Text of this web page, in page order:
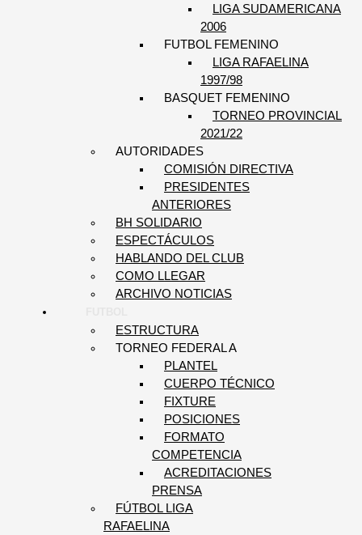
LIGA SUDAMERICANA
2006
FUTBOL FEMENINO
LIGA RAFAELINA
1997/98
BASQUET FEMENINO
TORNEO PROVINCIAL
2021/22
AUTORIDADES
COMISIÓN DIRECTIVA
PRESIDENTES
ANTERIORES
BH SOLIDARIO
ESPECTÁCULOS
HABLANDO DEL CLUB
COMO LLEGAR
ARCHIVO NOTICIAS
ESTRUCTURA
TORNEO FEDERAL A
PLANTEL
CUERPO TÉCNICO
FIXTURE
POSICIONES
FORMATO
COMPETENCIA
ACREDITACIONES
PRENSA
FÚTBOL LIGA
RAFAELINA